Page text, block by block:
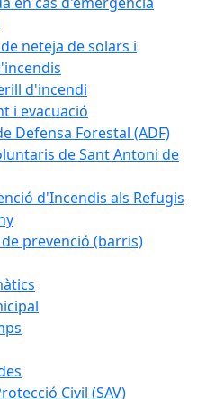
neteja de solars i
d'incendi
i evacuació
Defensa Forestal (ADF)
de Sant Antoni de
d'Incendis als Refugis
de prevenció (barris)
Civil (SAV)